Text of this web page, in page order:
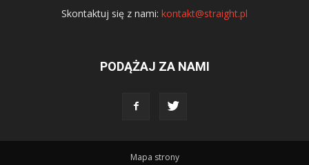
Skontaktuj się z nami: kontakt@straight.pl
PODĄŻAJ ZA NAMI
Mapa strony